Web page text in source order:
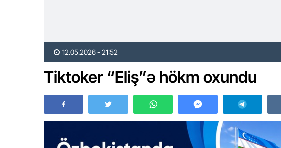
12.05.2026 - 21:52
Tiktoker “Eliş”ə hökm oxundu